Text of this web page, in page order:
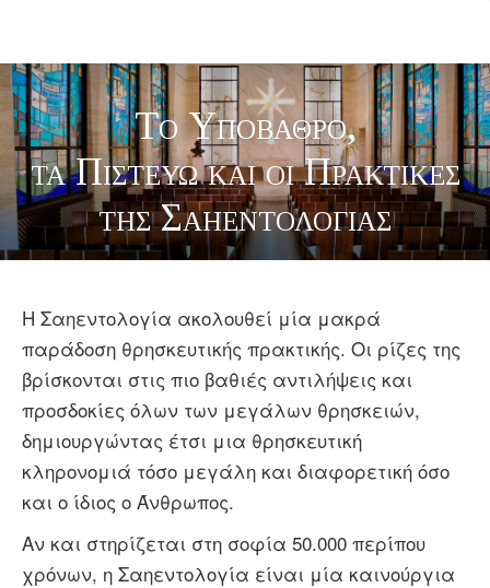
Το Υπόβαθρο,
τα Πιστεύω και οι Πρακτικές
της Σαηεντολογίας
Η Σαηεντολογία ακολουθεί μία μακρά
παράδοση θρησκευτικής πρακτικής. Οι ρίζες της
βρίσκονται στις πιο βαθιές αντιλήψεις και
προσδοκίες όλων των μεγάλων θρησκειών,
δημιουργώντας έτσι μια θρησκευτική
κληρονομιά τόσο μεγάλη και διαφορετική όσο
και ο ίδιος ο Άνθρωπος.
Αν και στηρίζεται στη σοφία 50.000 περίπου
χρόνων, η Σαηεντολογία είναι μία καινούργια